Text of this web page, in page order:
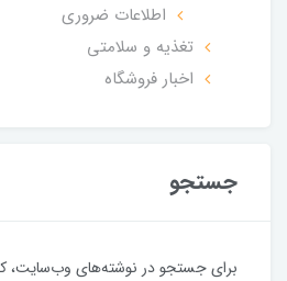
اطلاعات ضروری
تغذیه و سلامتی
اخبار فروشگاه
جستجو
برای جستجو در نوشته‌های وب‌سایت،